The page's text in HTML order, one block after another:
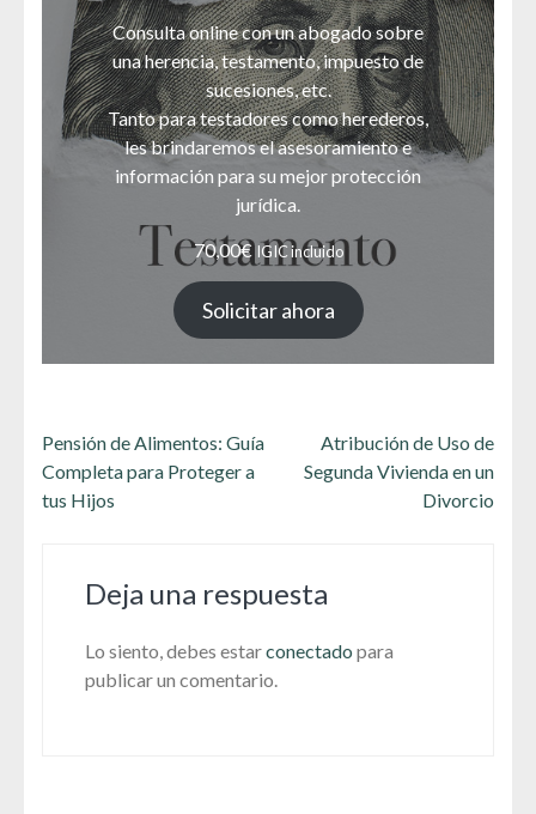
Consulta online con un abogado sobre
una herencia, testamento, impuesto de
sucesiones, etc.
Tanto para testadores como herederos,
les brindaremos el asesoramiento e
información para su mejor protección
jurídica.
70,00€ IGIC incluido
Solicitar ahora
Navegación
de
entradas
Pensión de Alimentos: Guía
Completa para Proteger a
tus Hijos
Atribución de Uso de
Segunda Vivienda en un
Divorcio
Deja una respuesta
Lo siento, debes estarconectado para
publicar un comentario.